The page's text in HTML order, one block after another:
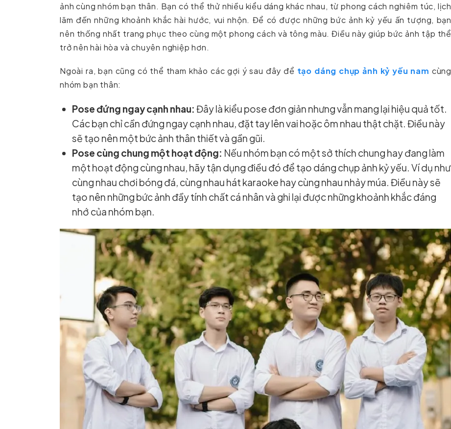
ảnh cùng nhóm bạn thân. Bạn có thể thử nhiều kiểu dáng khác nhau, từ phong cách nghiêm túc, lịch
lãm đến những khoảnh khắc hài hước, vui nhộn. Để có được những bức ảnh kỷ yếu ấn tượng, bạn
nên thống nhất trang phục theo cùng một phong cách và tông màu. Điều này giúp bức ảnh tập thể
trở nên hài hòa và chuyên nghiệp hơn.
Ngoài ra, bạn cũng có thể tham khảo các gợi ý sau đây để tạo dáng chụp ảnh kỷ yếu nam cùng
nhóm bạn thân:
Pose đứng ngay cạnh nhau: Đây là kiểu pose đơn giản nhưng vẫn mang lại hiệu quả tốt.
Các bạn chỉ cần đứng ngay cạnh nhau, đặt tay lên vai hoặc ôm nhau thật chặt. Điều này
sẽ tạo nên một bức ảnh thân thiết và gần gũi.
Pose cùng chung một hoạt động: Nếu nhóm bạn có một sở thích chung hay đang làm
một hoạt động cùng nhau, hãy tận dụng điều đó để tạo dáng chụp ảnh kỷ yếu. Ví dụ như
cùng nhau chơi bóng đá, cùng nhau hát karaoke hay cùng nhau nhảy múa. Điều này sẽ
tạo nên những bức ảnh đầy tính chất cá nhân và ghi lại được những khoảnh khắc đáng
nhớ của nhóm bạn.